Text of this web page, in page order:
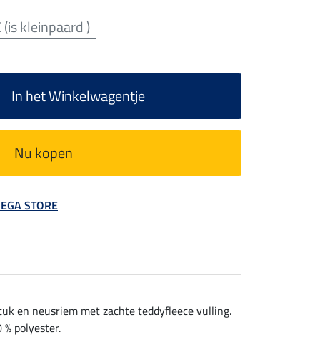
(is kleinpaard )
In het Winkelwagentje
Nu kopen
STORE
en neusriem met zachte teddyfleece vulling.
polyester.